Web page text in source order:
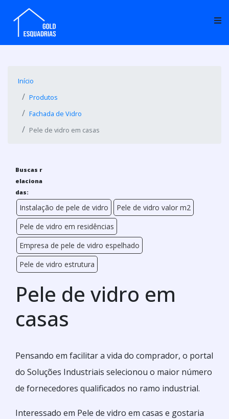
Início
Produtos
Fachada de Vidro
Pele de vidro em casas
Buscas r
elaciona
das:
Instalação de pele de vidro
Pele de vidro valor m2
Pele de vidro em residências
Empresa de pele de vidro espelhado
Pele de vidro estrutura
Pele de vidro em
casas
Pensando em facilitar a vida do comprador, o portal
do Soluções Industriais selecionou o maior número
de fornecedores qualificados no ramo industrial.
Interessado em Pele de vidro em casas e gostaria